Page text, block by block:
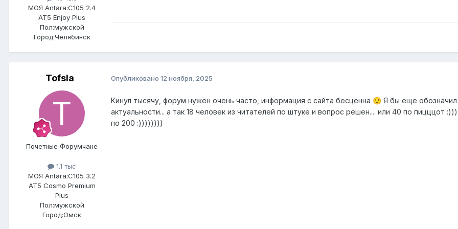
МОЯ Antara:C105 2.4
AT5 Enjoy Plus
Пол:мужской
Город:Челябинск
Tofsla
Почетные Форумчане
1.1 тыс
МОЯ Antara:C105 3.2
AT5 Cosmo Premium
Plus
Пол:мужской
Город:Омск
Опубликовано 12 ноября, 2025
Кинул тысячу, форум нужен очень часто, информация с сайта бесценна 🙂 Я бы еще обозначил
актуальности... а так 18 человек из читателей по штуке и вопрос решен.... или 40 по пицццот
по 200 :))))))))